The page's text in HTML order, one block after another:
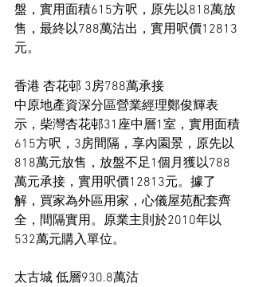
盤，實用面積615方呎，原先以818萬放
售，最終以788萬沽出，實用呎價12813
元。
香港 杏花邨 3房788萬承接
中原地產資深分區營業經理鄭俊輝表
示，柴灣杏花邨31座中層1室，實用面積
615方呎，3房間隔，享內園景，原先以
818萬元放售，放盤不足1個月獲以788
萬元承接，實用呎價12813元。據了
解，買家為外區用家，心儀屋苑配套齊
全，間隔實用。原業主則於2010年以
532萬元購入單位。
太古城 低層930.8萬沽